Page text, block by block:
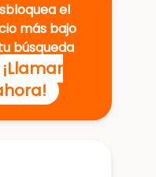
el
más bajo
búsqueda
¡Llamar